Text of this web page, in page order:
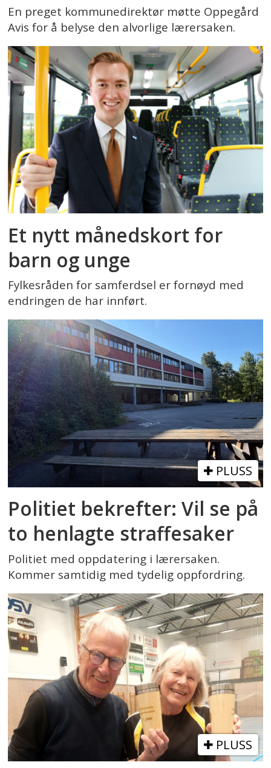
En preget kommunedirektør møtte Oppegård
Avis for å belyse den alvorlige lærersaken.
Et nytt månedskort for
barn og unge
Fylkesråden for samferdsel er fornøyd med
endringen de har innført.
PLUSS
Politiet bekrefter: Vil se på
to henlagte straffesaker
Politiet med oppdatering i lærersaken.
Kommer samtidig med tydelig oppfordring.
PLUSS